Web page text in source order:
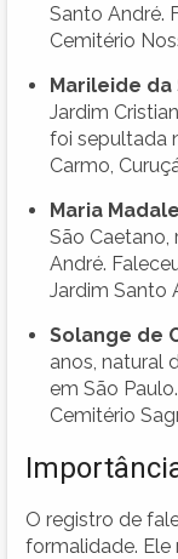
Santo André.
Cemitério
Marileide da
Jardim
foi sepultada
Carmo,
Maria
São Caetano,
André.
Jardim Santo
Solange de
anos, natural
em São
Cemitério
O registro de
formalidade. Ele